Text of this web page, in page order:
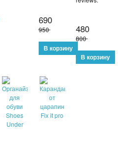
690
950 480
800